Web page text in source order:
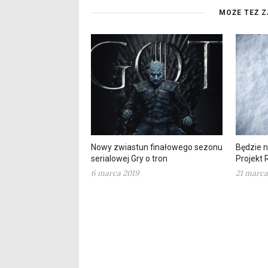
MOŻE TEŻ
Nowy zwiastun finałowego sezonu
serialowej Gry o tron
6 marca 2019
Będzie
Projekt
21